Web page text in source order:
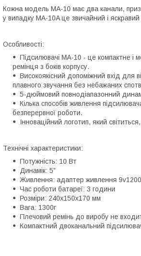
Кожна модель MA-10 має два канали,
у випадку MA-10A це звичайний і
Особливості:
Підсилювачі MA-10 - це компактне
ремінця з боків корпусу.
Високоякісний допоміжний вхід для
плавного звучання без небажаних
5-дюймовий повнодіапазонний
Кілька способів живлення
безперервної роботи.
Інноваційний логотип, який
Технічні характеристики:
Потужність: 10 Вт
Динамік: 5”
Живлення: адаптер живлення
Час роботи батареї: 3 години
Розміри: 240х150х170 мм
Вага: 1300г
Плечовий ремінь до виробу не
Компактний двоканальний